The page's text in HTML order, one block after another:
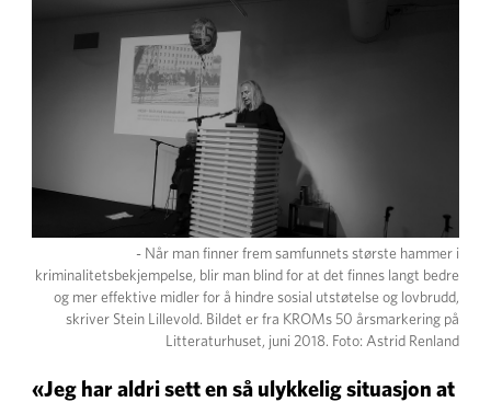
- Når man finner frem samfunnets største hammer i
kriminalitetsbekjempelse, blir man blind for at det finnes langt bedre
og mer effektive midler for å hindre sosial utstøtelse og lovbrudd,
skriver Stein Lillevold. Bildet er fra KROMs 50 årsmarkering på
Litteraturhuset, juni 2018. Foto: Astrid Renland
«Jeg har aldri sett en så ulykkelig situasjon at